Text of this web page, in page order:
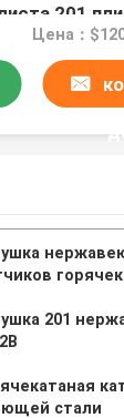
201
Цена：
201
стали